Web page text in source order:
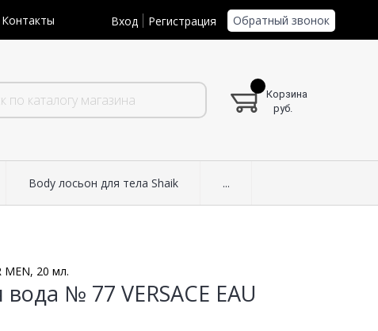
Контакты Вход Регистрация Обратный звонок
Корзина
руб.
Body лосьон для тела Shaik ...
MEN, 20 мл.
№ 77 VERSACE EAU